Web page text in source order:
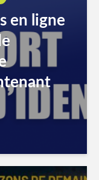
en ligne